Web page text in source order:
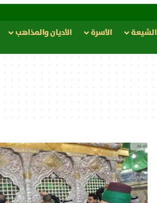
الشيعة الأسرة الأدیان والمذاهب